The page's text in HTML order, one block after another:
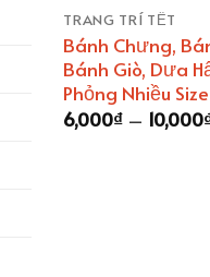
TRANG TRÍ TẾT
Bánh Chưng,
Bánh Giò, Dưa
Phỏng Nhiều Size
6,000₫ – 10,000